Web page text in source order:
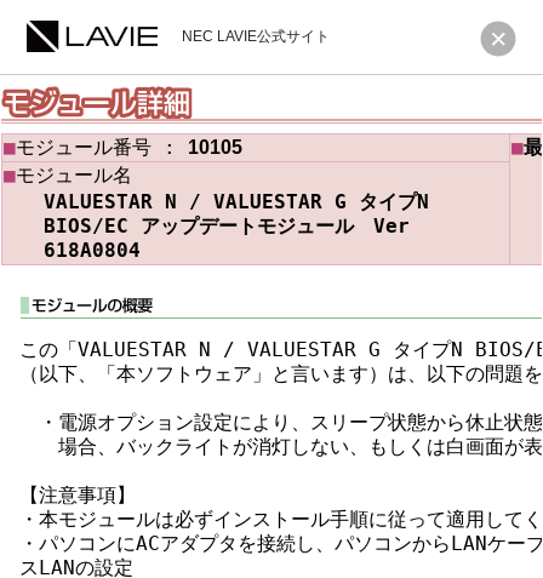
NEC LAVIE公式サイト